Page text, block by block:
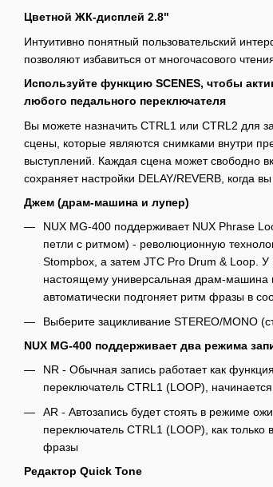
Цветной ЖК-дисплей 2.8"
Интуитивно понятный пользовательский
позволяют избавиться от многочасового
Используйте функцию SCENES, чтобы
любого педального переключателя
Вы можете назначить CTRL1 или CTRL2 для
сцены, которые являются снимками внутри
выступлений. Каждая сцена может свободно
сохраняет настройки DELAY/REVERB, когда
Джем (драм-машина и лупер)
NUX MG-400 поддерживает NUX Phrase
петли с ритмом) - революционную
Stompbox, а затем JTC Pro Drum & Loop. У
настоящему универсальная драм-
автоматически подгоняет ритм фразы в
Выберите зацикливание STEREO/MONO
NUX MG-400 поддерживает два режима
NR - Обычная запись работает как
переключатель CTRL1 (LOOP),
AR - Автозапись будет стоять в режиме
переключатель CTRL1 (LOOP), как
фразы
Редактор Quick Tone